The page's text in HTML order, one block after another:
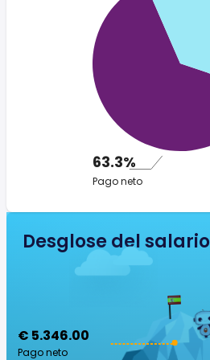
63.3%
Pago neto
Desglose del salario
€ 5.346.00
Pago neto